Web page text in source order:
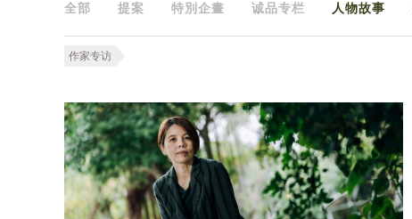
全部 提案 特別企畫 诚品专栏 人物故事
作家专访